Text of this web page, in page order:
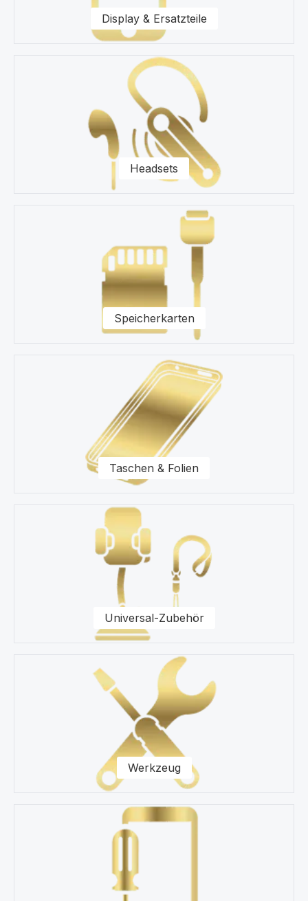
G14 XT2341 Smartphone zur Seite.
Display & Ersatzteile
Headsets
Speicherkarten
Taschen & Folien
Universal-Zubehör
Werkzeug